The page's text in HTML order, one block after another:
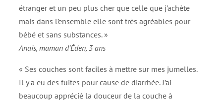
étranger et un peu plus cher que celle que j’achète
mais dans l’ensemble elle sont très agréables pour
bébé et sans substances. »
Anais, maman d’Éden, 3 ans
« Ses couches sont faciles à mettre sur mes jumelles.
Il y a eu des fuites pour cause de diarrhée. J’ai
beaucoup apprécié la douceur de la couche à